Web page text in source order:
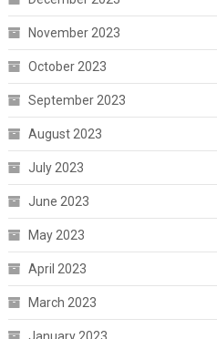
November 2023
October 2023
September 2023
August 2023
July 2023
June 2023
May 2023
April 2023
March 2023